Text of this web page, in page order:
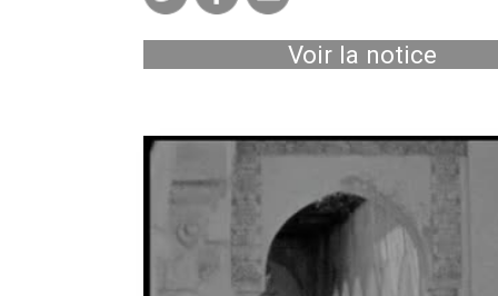
Voir la notice